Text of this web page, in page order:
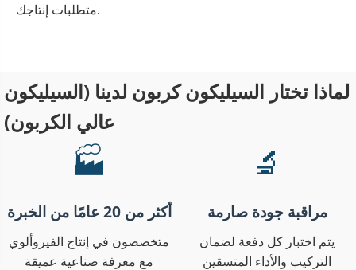
متطلبات إنتاجك.
لماذا تختار السيليكون كربون لدينا (السيليكون
عالي الكربون)
🏭
أكثر من 20 عامًا من الخبرة
متخصصون في إنتاج الفيروألوي
مع معرفة صناعية عميقة
🔬
مراقبة جودة صارمة
يتم اختبار كل دفعة لضمان
التركيب والأداء المتسقين